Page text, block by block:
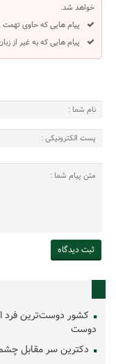
خواهد شد.
پیام هایی که حاوی تهمت
پیام هایی که به غیر از
کشور دوست‌ترین فرد
دوست
دکترین سر مقابل